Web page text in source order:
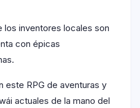
los inventores locales son
con épicas
este RPG de aventuras y
actuales de la mano del